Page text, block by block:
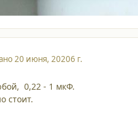
20 июня, 20206 г.
0,22 - 1 мкФ.
стоит.